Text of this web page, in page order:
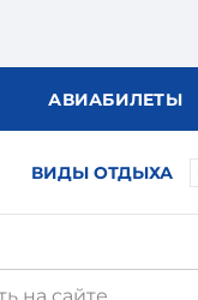
АВИАБИЛЕТЫ
ВИДЫ ОТДЫХА